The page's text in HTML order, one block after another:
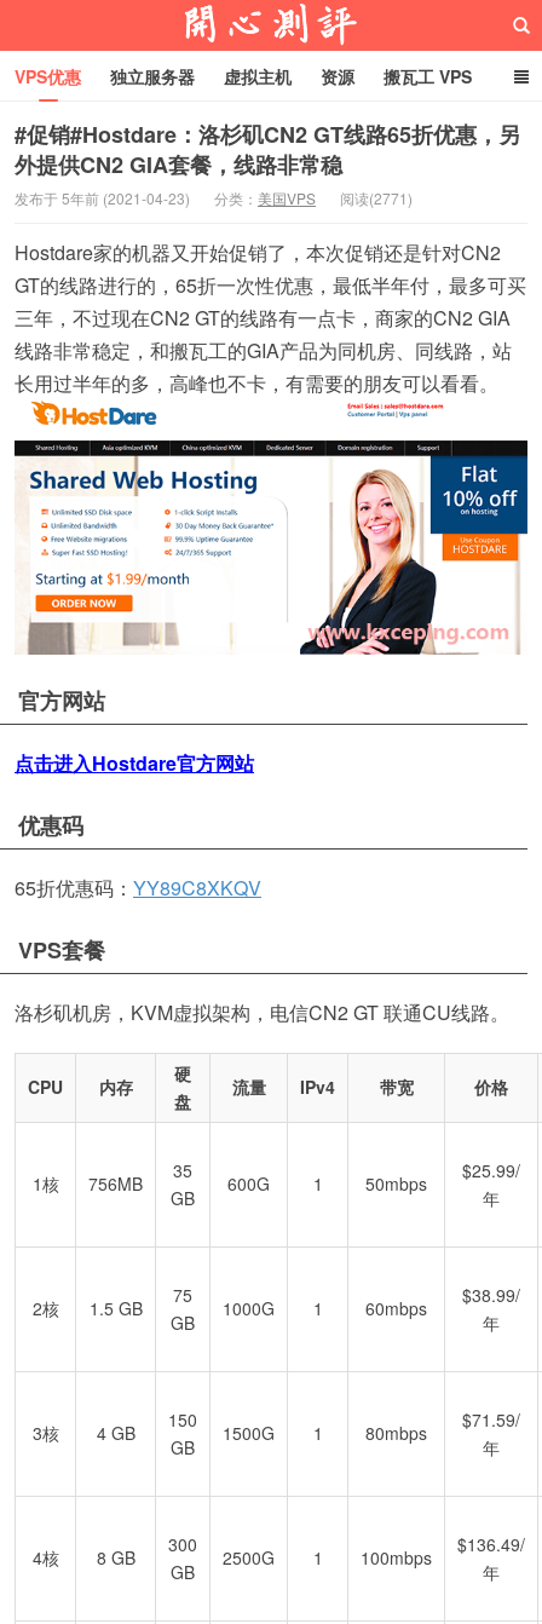
开心VPS测评
VPS优惠 独立服务器 虚拟主机 资源 搬瓦工 VPS
折腾VPS 真实测评 Hostloc趣闻 域名
RackNerd促销套餐
#促销#Hostdare：洛杉矶CN2 GT线路65折优惠，另
外提供CN2 GIA套餐，线路非常稳
发布于 5年前 (2021-04-23) 分类： 美国VPS 阅读(2771)
Hostdare家的机器又开始促销了，本次促销还是针对CN2
GT的线路进行的，65折一次性优惠，最低半年付，最多可买
三年，不过现在CN2 GT的线路有一点卡，商家的CN2 GIA
线路非常稳定，和搬瓦工的GIA产品为同机房、同线路，站
长用过半年的多，高峰也不卡，有需要的朋友可以看看。
官方网站
点击进入Hostdare官方网站
优惠码
65折优惠码： YY89C8XKQV
VPS套餐
洛杉矶机房，KVM虚拟架构，电信CN2 GT 联通CU线路。
CPU 内存
硬
盘
流量 IPv4 带宽 价格
1核 756MB
35
GB
600G 1 50mbps
$25.99/
年
2核 1.5 GB
75
GB
1000G 1 60mbps
$38.99/
年
3核 4 GB
150
GB
1500G 1 80mbps
$71.59/
年
4核 8 GB
300
GB
2500G 1 100mbps
$136.49/
年